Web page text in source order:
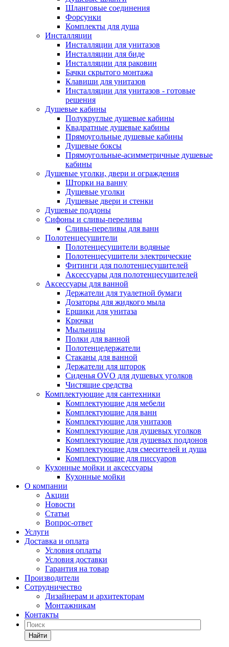
Шланговые соединения
Форсунки
Комплекты для душа
Инсталляции
Инсталляции для унитазов
Инсталляции для биде
Инсталляции для раковин
Бачки скрытого монтажа
Клавиши для унитазов
Инсталляции для унитазов - готовые
решения
Душевые кабины
Полукруглые душевые кабины
Квадратные душевые кабины
Прямоугольные душевые кабины
Душевые боксы
Прямоугольные-асимметричные душевые
кабины
Душевые уголки, двери и ограждения
Шторки на ванну
Душевые уголки
Душевые двери и стенки
Душевые поддоны
Сифоны и сливы-переливы
Сливы-переливы для ванн
Полотенцесушители
Полотенцесушители водяные
Полотенцесушители электрические
Фитинги для полотенцесушителей
Аксессуары для полотенцесушителей
Аксессуары для ванной
Держатели для туалетной бумаги
Дозаторы для жидкого мыла
Ершики для унитаза
Крючки
Мыльницы
Полки для ванной
Полотенцедержатели
Стаканы для ванной
Держатели для шторок
Сиденья OVO для душевых уголков
Чистящие средства
Комплектующие для сантехники
Комплектующие для мебели
Комплектующие для ванн
Комплектующие для унитазов
Комплектующие для душевых уголков
Комплектующие для душевых поддонов
Комплектующие для смесителей и душа
Комплектующие для писсуаров
Кухонные мойки и аксессуары
Кухонные мойки
О компании
Акции
Новости
Статьи
Вопрос-ответ
Услуги
Доставка и оплата
Условия оплаты
Условия доставки
Гарантия на товар
Производители
Сотрудничество
Дизайнерам и архитекторам
Монтажникам
Контакты
Найти